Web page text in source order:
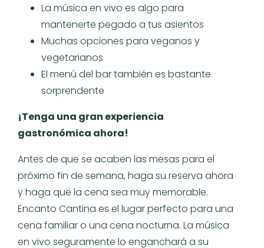
La música en vivo es algo para
mantenerte pegado a tus asientos
Muchas opciones para veganos y
vegetarianos
El menú del bar también es bastante
sorprendente
¡Tenga una gran experiencia
gastronómica ahora!
Antes de que se acaben las mesas para el
próximo fin de semana, haga su reserva ahora
y haga que la cena sea muy memorable.
Encanto Cantina es el lugar perfecto para una
cena familiar o una cena nocturna. La música
en vivo seguramente lo enganchará a su